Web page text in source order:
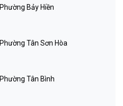
Bảy Hiền
Tân Sơn Hòa
Tân Bình